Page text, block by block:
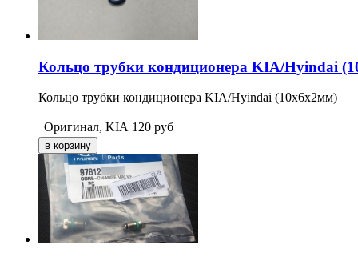
Кольцо трубки кондиционера KIA/Hyindai
Кольцо трубки кондиционера KIA/Hyindai (10х6х2мм)
Оригинал, KIA 120 руб